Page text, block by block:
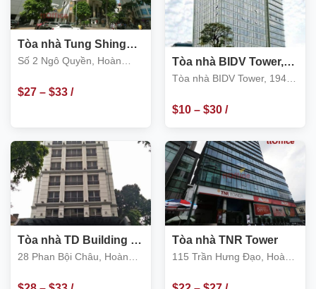
Tòa nhà Tung Shing
Square Số 2 Ngô
Số 2 Ngô Quyền, Hoàn
$27– $33/
m2
Tòa nhà BIDV Tower,
194 Trần Quang Khải,
Tòa nhà BIDV Tower, 194
Kiếm
$10– $30/
m2
Tòa nhà TD Building 28
Phan Bội Châu
28 Phan Bội Châu, Hoàn
Tòa nhà TNR Tower
115 Trần Hưng Đạo, Hoàn